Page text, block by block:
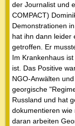
der Journalist und
COMPACT)
Demonstrationen
hat ihn dann leider
getroffen. Er
Im Krankenhaus
ist. Das Positive
NGO-Anwälten
georgische
Russland und hat
dokumentieren
daran arbeiten